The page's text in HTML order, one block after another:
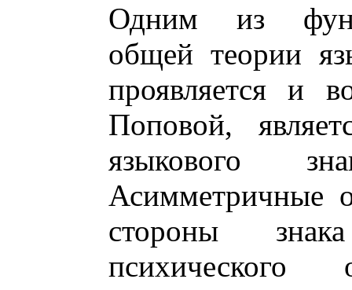
Одним из
общей теории
проявляется и
Поповой,
языкового
Асимметричные
стороны